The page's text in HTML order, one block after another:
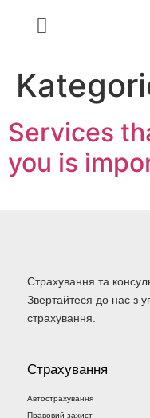
Services
you is
Страхування та
Звертайтеся до нас з
страхування.
Страхування
Автострахування
Правовий захист